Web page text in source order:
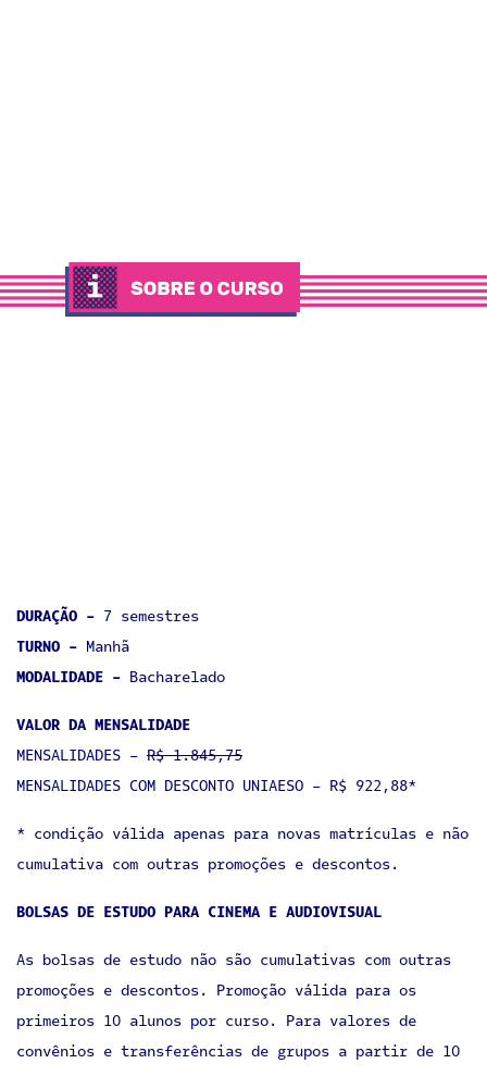
DURAÇÃO - 7 semestres
TURNO - Manhã
MODALIDADE - Bacharelado
VALOR DA MENSALIDADE
MENSALIDADES - R$ 1.845,75
MENSALIDADES COM DESCONTO UNIAESO - R$ 922,88*
* condição válida apenas para novas matrículas e não
cumulativa com outras promoções e descontos.
BOLSAS DE ESTUDO PARA CINEMA E AUDIOVISUAL
As bolsas de estudo não são cumulativas com outras
promoções e descontos. Promoção válida para os
primeiros 10 alunos por curso. Para valores de
convênios e transferências de grupos a partir de 10